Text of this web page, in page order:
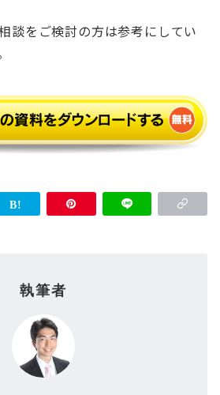
談をご検討の方は参考にしてい
執筆者